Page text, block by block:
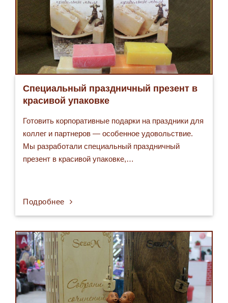
Специальный праздничный презент в
красивой упаковке
Готовить корпоративные подарки на праздники для
коллег и партнеров — особенное удовольствие.
Мы разработали специальный праздничный
презент в красивой упаковке,…
Подробнее